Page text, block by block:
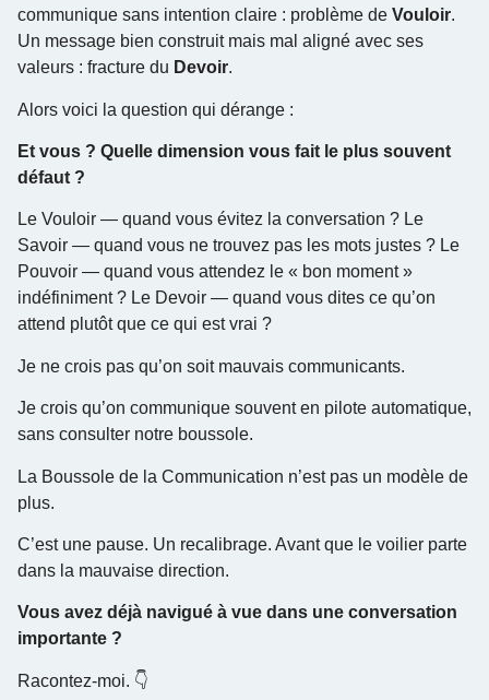
communique sans intention claire : problème de Vouloir.
Un message bien construit mais mal aligné avec ses
valeurs : fracture du Devoir.
Alors voici la question qui dérange :
Et vous ? Quelle dimension vous fait le plus souvent
défaut ?
Le Vouloir — quand vous évitez la conversation ? Le
Savoir — quand vous ne trouvez pas les mots justes ? Le
Pouvoir — quand vous attendez le « bon moment »
indéfiniment ? Le Devoir — quand vous dites ce qu’on
attend plutôt que ce qui est vrai ?
Je ne crois pas qu’on soit mauvais communicants.
Je crois qu’on communique souvent en pilote automatique,
sans consulter notre boussole.
La Boussole de la Communication n’est pas un modèle de
plus.
C’est une pause. Un recalibrage. Avant que le voilier parte
dans la mauvaise direction.
Vous avez déjà navigué à vue dans une conversation
importante ?
Racontez-moi. 👇